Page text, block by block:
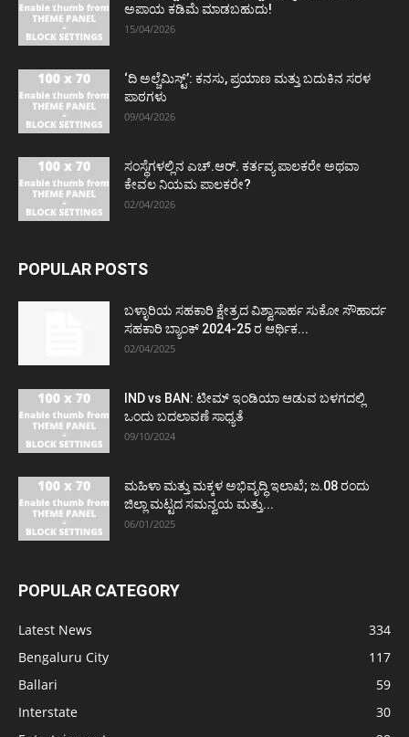
ಅಪಾಯ ಕಡಿಮೆ ಮಾಡಬಹುದು!
15/04/2026
‘ದಿ ಅಲ್ಚೆಮಿಸ್ಟ್’: ಕನಸು, ಪ್ರಯಾಣ ಮತ್ತು ಬದುಕಿನ ಸರಳ
ಪಾಠಗಳು
09/04/2026
ಸಂಸ್ಥೆಗಳಲ್ಲಿನ ಎಚ್.ಆರ್. ಕರ್ತವ್ಯ ಪಾಲಕರೇ ಅಥವಾ
ಕೇವಲ ನಿಯಮ ಪಾಲಕರೇ?
02/04/2026
POPULAR POSTS
ಬಳ್ಳಾರಿಯ ಸಹಕಾರಿ ಕ್ಷೇತ್ರದ ವಿಶ್ವಾಸಾರ್ಹ ಸುಕೋ ಸೌಹಾರ್ದ
ಸಹಕಾರಿ ಬ್ಯಾಂಕ್ 2024-25 ರ ಆರ್ಥಿಕ...
02/04/2025
IND vs BAN: ಟೀಮ್ ಇಂಡಿಯಾ ಆಡುವ ಬಳಗದಲ್ಲಿ
ಒಂದು ಬದಲಾವಣೆ ಸಾಧ್ಯತೆ
09/10/2024
ಮಹಿಳಾ ಮತ್ತು ಮಕ್ಕಳ ಅಭಿವೃದ್ಧಿ ಇಲಾಖೆ; ಜ.08 ರಂದು
ಜಿಲ್ಲಾ ಮಟ್ಟದ ಸಮನ್ವಯ ಮತ್ತು...
06/01/2025
POPULAR CATEGORY
Latest News
334
Bengaluru City
117
Ballari
59
Interstate
30